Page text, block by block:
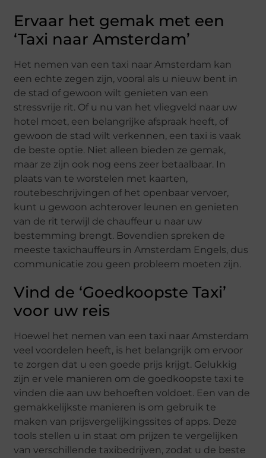
Ervaar het gemak met een
‘Taxi naar Amsterdam’
Het nemen van een taxi naar Amsterdam kan
een echte zegen zijn, vooral als u nieuw bent in
de stad of gewoon wilt genieten van een
stressvrije rit. Of u nu van het vliegveld naar uw
hotel moet, een belangrijke afspraak heeft, of
gewoon de stad wilt verkennen, een taxi is vaak
de beste optie. Niet alleen bieden ze gemak,
maar ze zijn ook nog eens zeer betaalbaar. In
plaats van te worstelen met kaarten,
routebeschrijvingen of het openbaar vervoer,
kunt u gewoon achterover leunen en genieten
van de rit terwijl de chauffeur u naar uw
bestemming brengt. Bovendien spreken de
meeste taxichauffeurs in Amsterdam Engels, dus
communicatie zou geen probleem moeten zijn.
Vind de ‘Goedkoopste Taxi’
voor uw reis
Hoewel het nemen van een taxi naar Amsterdam
veel voordelen heeft, is het belangrijk om ervoor
te zorgen dat u een goede prijs krijgt. Gelukkig
zijn er vele manieren om de goedkoopste taxi te
vinden die aan uw behoeften voldoet. Een van de
gemakkelijkste manieren is om gebruik te
maken van prijsvergelijkingssites of apps. Deze
tools stellen u in staat om prijzen te vergelijken
van verschillende taxibedrijven, zodat u de beste